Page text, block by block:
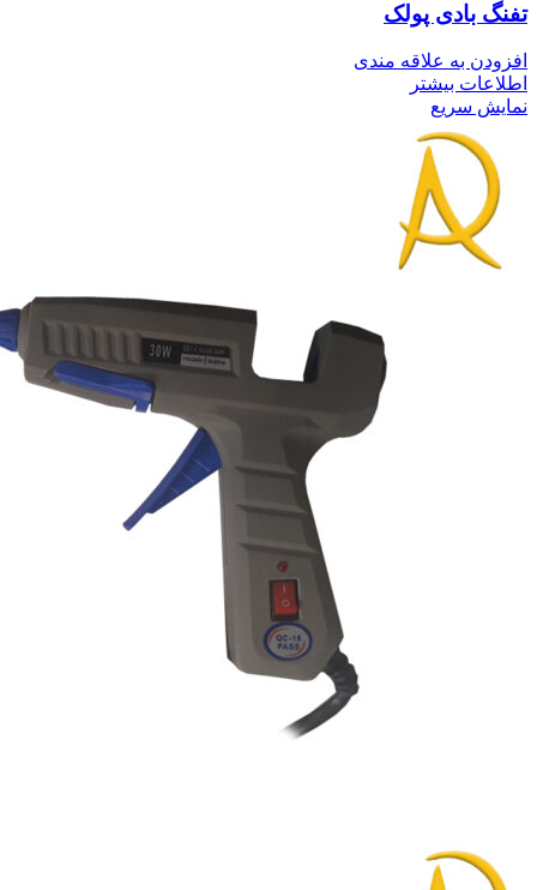
تفنگ بادی پولک
افزودن به علاقه مندی
اطلاعات بیشتر
نمایش سریع